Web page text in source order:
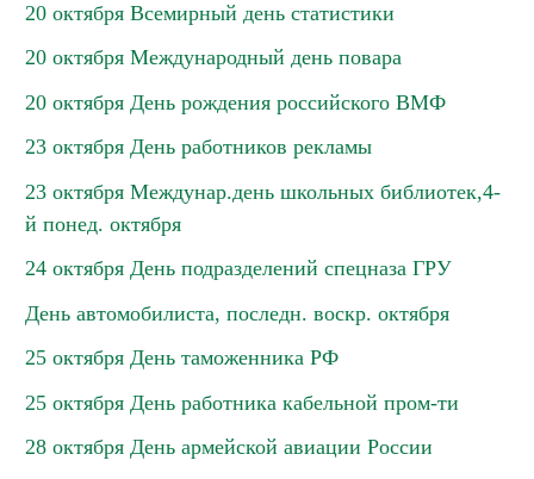
20 октября Всемирный день статистики
20 октября Международный день повара
20 октября День рождения российского ВМФ
23 октября День работников рекламы
23 октября Междунар.день школьных библиотек,4-
й понед. октября
24 октября День подразделений спецназа ГРУ
День автомобилиста, последн. воскр. октября
25 октября День таможенника РФ
25 октября День работника кабельной пром-ти
28 октября День армейской авиации России